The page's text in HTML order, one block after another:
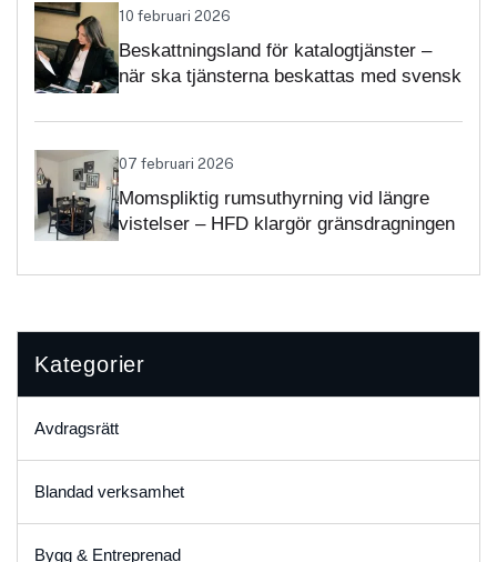
10 februari 2026
Beskattningsland för katalogtjänster –
när ska tjänsterna beskattas med svensk
07 februari 2026
Momspliktig rumsuthyrning vid längre
vistelser – HFD klargör gränsdragningen
Kategorier
Avdragsrätt
Blandad verksamhet
Bygg & Entreprenad